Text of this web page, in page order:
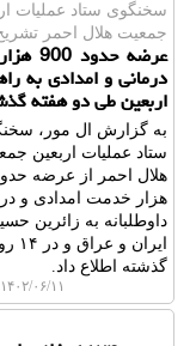
سخنگوی ستاد عملیات
جمعیت هلال احمر
عرضه
درمانی و امدادی به
اربعین طی دو هفته
به گزارش ال مور،
ستاد عملیات اربعین
هزار خدمت امدادی و
داوطلبانه به زائرین
ایران و عراق
گذشته اطلاع داد.
۱۴۰۲/۰۶/۱۱ ۰۸:۲۷:۲۸